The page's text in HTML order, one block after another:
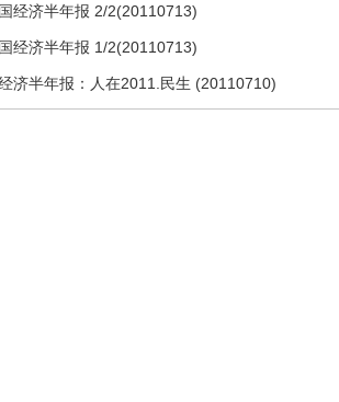
经济半年报 2/2(20110713)
经济半年报 1/2(20110713)
济半年报：人在2011.民生 (20110710)